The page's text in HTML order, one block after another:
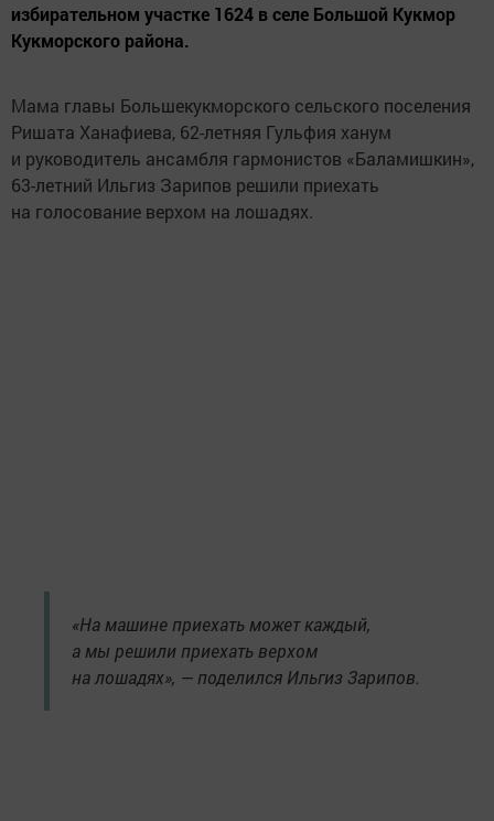
избирательном участке 1624 в селе Большой Кукмор
Кукморского района.
Мама главы Большекукморского сельского поселения
Ришата Ханафиева, 62-летняя Гульфия ханум
и руководитель ансамбля гармонистов «Баламишкин»,
63-летний Ильгиз Зарипов решили приехать
на голосование верхом на лошадях.
«На машине приехать может каждый,
а мы решили приехать верхом
на лошадях», — поделился Ильгиз Зарипов.